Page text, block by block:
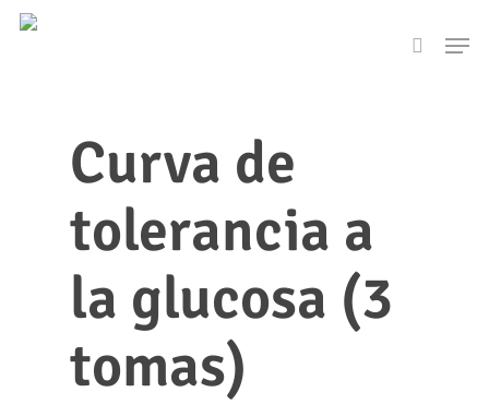
Skip
search
Curva de
tolerancia a
la glucosa (3
tomas)